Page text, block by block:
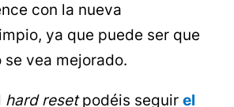
con la nueva
ya que puede ser que
vea mejorado.
hard resetpodéis seguir el